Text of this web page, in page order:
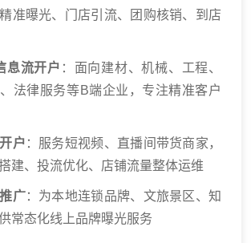
准曝光、门店引流、团购核销、到店
息流开户 ：面向建材、机械、工程、
法律服务等B端企业，专注精准客户
户 ：服务短视频、直播间带货商家，
建、投流优化、店铺流量整体运维
广：为本地连锁品牌、文旅景区、知
常态化线上品牌曝光服务